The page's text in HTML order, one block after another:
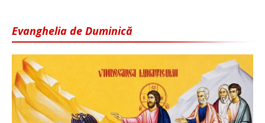
Evanghelia de Duminică